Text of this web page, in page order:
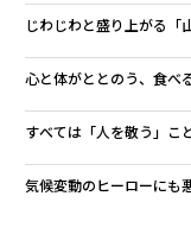
じわじわと盛り上がる「
心と体がととのう、食
すべては「人を敬う」
気候変動のヒーローにも